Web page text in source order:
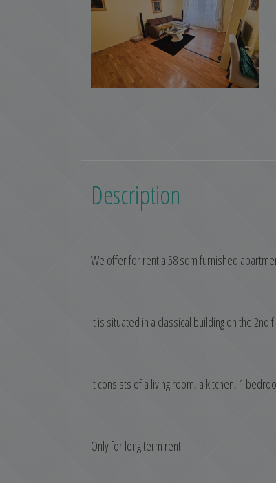
Description
We offer for rent a 58 sqm furnished
It is situated in a classical building on the
It consists of a living room, a kitchen, 1
Only for long term rent!